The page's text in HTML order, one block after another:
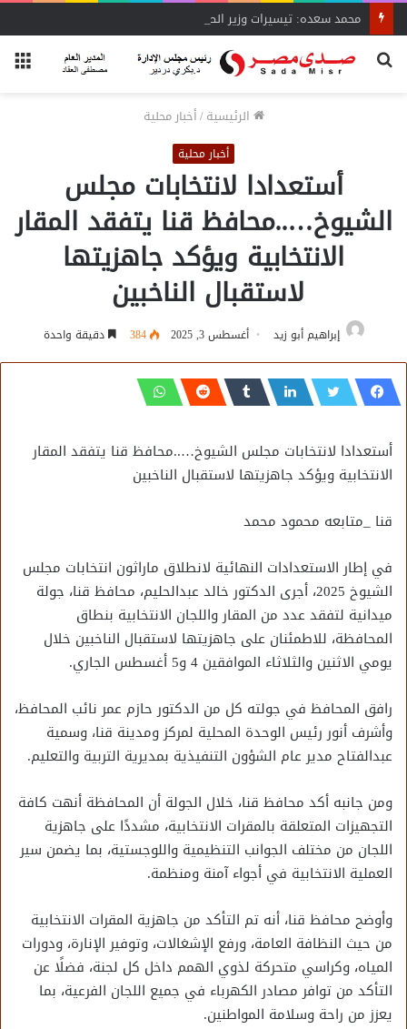
محمد سعده: تيسيرات وزير الصناعة تنقذ المشروعات المتعثرة
بحث
الرئيسية/أخبار محلية
أخبار محلية
أستعدادا لانتخابات مجلس
الشيوخ…..محافظ قنا يتفقد المقار
الانتخابية ويؤكد جاهزيتها
لاستقبال الناخبين
إبراهيم أبو زيد أغسطس 3, 2025 384 دقيقة واحدة
أستعدادا لانتخابات مجلس الشيوخ…..محافظ قنا يتفقد المقار
الانتخابية ويؤكد جاهزيتها لاستقبال الناخبين
قنا _متابعه محمود محمد
في إطار الاستعدادات النهائية لانطلاق ماراثون انتخابات مجلس
الشيوخ 2025، أجرى الدكتور خالد عبدالحليم، محافظ قنا، جولة
ميدانية لتفقد عدد من المقار واللجان الانتخابية بنطاق
المحافظة، للاطمئنان على جاهزيتها لاستقبال الناخبين خلال
يومي الاثنين والثلاثاء الموافقين 4 و5 أغسطس الجاري.
رافق المحافظ في جولته كل من الدكتور حازم عمر نائب المحافظ،
وأشرف أنور رئيس الوحدة المحلية لمركز ومدينة قنا، وسمية
عبدالفتاح مدير عام الشؤون التنفيذية بمديرية التربية والتعليم.
ومن جانبه أكد محافظ قنا، خلال الجولة أن المحافظة أنهت كافة
التجهيزات المتعلقة بالمقرات الانتخابية، مشددًا على جاهزية
اللجان من مختلف الجوانب التنظيمية واللوجستية، بما يضمن سير
العملية الانتخابية في أجواء آمنة ومنظمة.
وأوضح محافظ قنا، أنه تم التأكد من جاهزية المقرات الانتخابية
من حيث النظافة العامة، ورفع الإشغالات، وتوفير الإنارة، ودورات
المياه، وكراسي متحركة لذوي الهمم داخل كل لجنة، فضلًا عن
التأكد من توافر مصادر الكهرباء في جميع اللجان الفرعية، بما
يعزز من راحة وسلامة المواطنين.